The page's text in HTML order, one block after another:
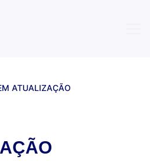
ATUALIZAÇÃO